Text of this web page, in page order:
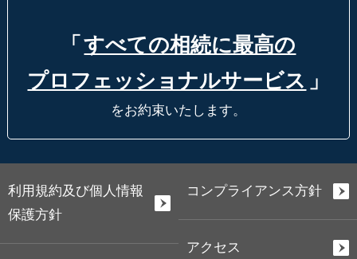
「 すべての相続に最高の
プロフェッショナルサービス 」
をお約束いたします。
利用規約及び個人情報
保護方針
コンプライアンス方針
アクセス